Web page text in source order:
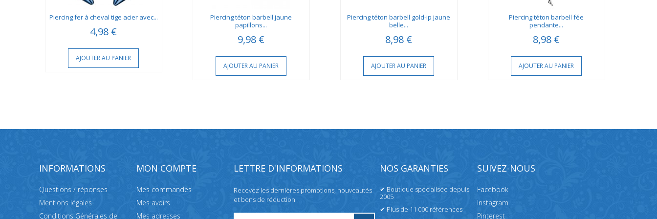
Piercing fer à cheval tige acier avec...
4,98 €
AJOUTER AU PANIER
Piercing téton barbell jaune
papillons...
9,98 €
AJOUTER AU PANIER
Piercing téton barbell gold-ip jaune
belle...
8,98 €
AJOUTER AU PANIER
Piercing téton barbell fée
pendante...
8,98 €
AJOUTER AU PANIER
INFORMATIONS
Questions / réponses
Mentions légales
Conditions Générales de
MON COMPTE
Mes commandes
Mes avoirs
Mes adresses
LETTRE D'INFORMATIONS
Recevez les dernières promotions, nouveautés
et bons de réduction.
NOS GARANTIES
✔ Boutique spécialisée depuis
2005
✔ Plus de 11 000 références
SUIVEZ-NOUS
Facebook
Instagram
Pinterest